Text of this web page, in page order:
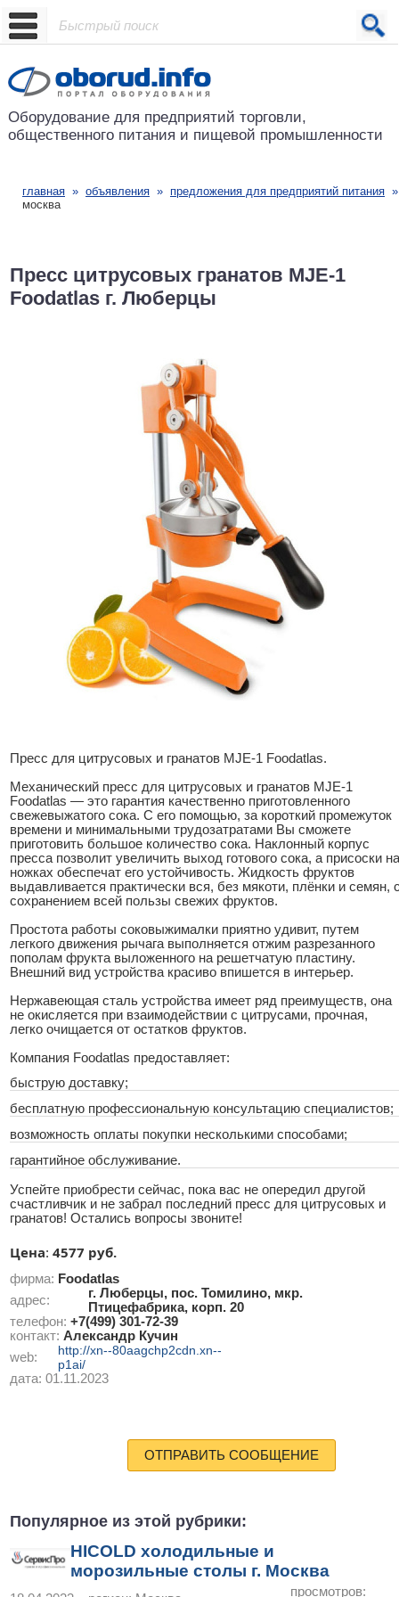
Проект основан в 2001 году
Оборудование для предприятий торговли,
общественного питания и пищевой промышленности
главная » объявления » предложения для предприятий питания
москва
Пресс цитрусовых гранатов MJE-1
Foodatlas г. Люберцы
Пресс для цитрусовых и гранатов MJE-1 Foodatlas.
Механический пресс для цитрусовых и гранатов MJE-1
Foodatlas — это гарантия качественно приготовленного
свежевыжатого сока. С его помощью, за короткий промежуток
времени и минимальными трудозатратами Вы сможете
приготовить большое количество сока. Наклонный корпус
пресса позволит увеличить выход готового сока, а присоски на
ножках обеспечат его устойчивость. Жидкость фруктов
выдавливается практически вся, без мякоти, плёнки и семян,
сохранением всей пользы свежих фруктов.
Простота работы соковыжималки приятно удивит, путем
легкого движения рычага выполняется отжим разрезанного
пополам фрукта выложенного на решетчатую пластину.
Внешний вид устройства красиво впишется в интерьер.
Нержавеющая сталь устройства имеет ряд преимуществ, она
не окисляется при взаимодействии с цитрусами, прочная,
легко очищается от остатков фруктов.
Компания Foodatlas предоставляет:
быструю доставку;
бесплатную профессиональную консультацию специалистов;
возможность оплаты покупки несколькими способами;
гарантийное обслуживание.
Успейте приобрести сейчас, пока вас не опередил другой
счастливчик и не забрал последний пресс для цитрусовых и
гранатов! Остались вопросы звоните!
Цена: 4577 руб.
фирма: Foodatlas
адрес:
г. Люберцы, пос. Томилино, мкр.
Птицефабрика, корп. 20
телефон: +7(499) 301-72-39
контакт: Александр Кучин
web:
http://xn--80aagchp2cdn.xn--
p1ai/
дата: 01.11.2023
ОТПРАВИТЬ СООБЩЕНИЕ
Популярное из этой рубрики:
HICOLD холодильные и
морозильные столы г. Москва
просмотров: